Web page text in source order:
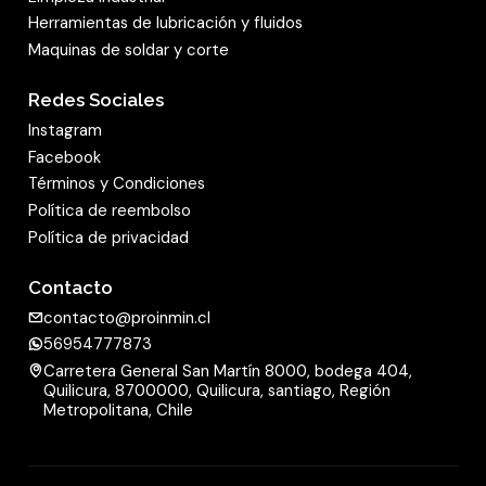
La empresa Klingspor prima la seguridad de sus
artículos. Por este motivo, además de cumplir
las normas de seguridad europeas, la empresa
somete sus herramientas diamantadas a
ensayos según las directivas de la Organización
para la seguridad de herramientas abrasivas,
abreviada oSa. Es por esto que también el
de corte diamantado grande
parabaldosas, azulejos
de pared y de suelo pueden llevar el sello oSa
que distingue los productos especialmente
seguros y de alta calidad.
Herramientas de lubricación y fluidos
Maquinas de soldar y corte
Redes Sociales
Instagram
Facebook
Términos y Condiciones
Política de reembolso
Política de privacidad
Contacto
contacto@proinmin.cl
56954777873
Carretera General San Martín 8000, bodega 404,
Quilicura, 8700000, Quilicura, santiago, Región
Metropolitana, Chile